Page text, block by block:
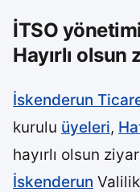
İTSO
Hayırlı olsun
İskenderun
kurulu üyeleri,
hayırlı olsun
İskenderun